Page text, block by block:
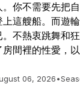
。你不需要先把
上這艘船。而遊
。不熱衷跳舞和
房間裡的性愛，
06, 2026•